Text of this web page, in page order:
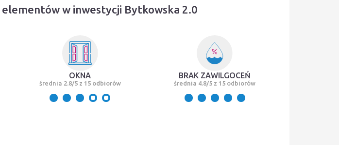
w inwestycji Bytkowska 2.0
OKNA
średnia 2.8/5 z 15 odbiorów
BRAK ZAWILGOCEŃ
średnia 4.8/5 z 15 odbiorów